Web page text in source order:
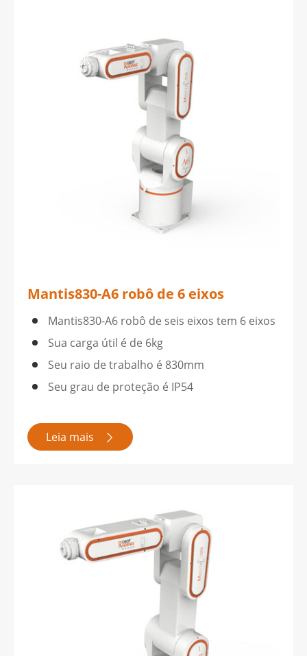
Mantis830-A6 robô de 6 eixos
Mantis830-A6 robô de seis eixos tem 6 eixos
Sua carga útil é de 6kg
Seu raio de trabalho é 830mm
Seu grau de proteção é IP54
Leia mais 